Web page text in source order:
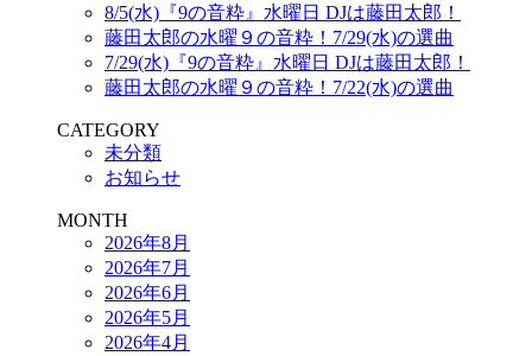
8/5(水)『9の音粋』水曜日 DJは藤田太郎！
藤田太郎の水曜９の音粋！7/29(水)の選曲
7/29(水)『9の音粋』水曜日 DJは藤田太郎！
藤田太郎の水曜９の音粋！7/22(水)の選曲
CATEGORY
未分類
お知らせ
MONTH
2026年8月
2026年7月
2026年6月
2026年5月
2026年4月